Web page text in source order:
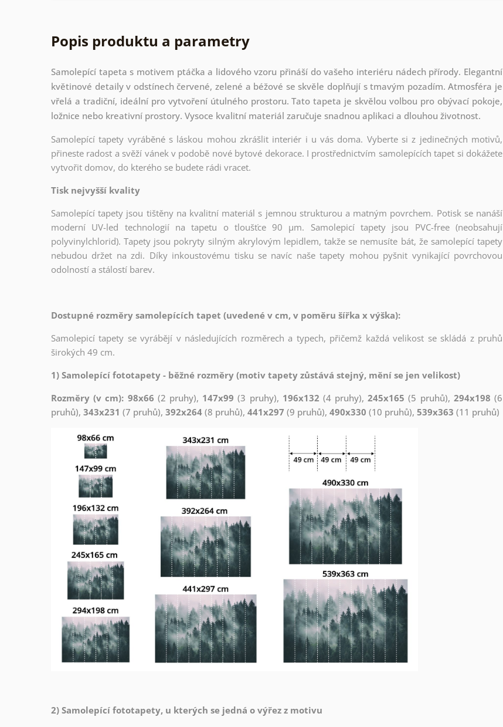
Popis produktu a parametry
Samolepící tapeta s motivem ptáčka a lidového vzoru přináší do vašeho interiéru nádech přírody. Elegantní
květinové detaily v odstínech červené, zelené a béžové se skvěle doplňují s tmavým pozadím. Atmosféra je
vřelá a tradiční, ideální pro vytvoření útulného prostoru. Tato tapeta je skvělou volbou pro obývací pokoje,
ložnice nebo kreativní prostory. Vysoce kvalitní materiál zaručuje snadnou aplikaci a dlouhou životnost.
Samolepící tapety vyráběné s láskou mohou zkrášlit interiér i u vás doma. Vyberte si z jedinečných motivů,
přineste radost a svěží vánek v podobě nové bytové dekorace. I prostřednictvím samolepících tapet si dokážete
vytvořit domov, do kterého se budete rádi vracet.
Tisk nejvyšší kvality
Samolepící tapety jsou tištěny na kvalitní materiál s jemnou strukturou a matným povrchem. Potisk se nanáší
moderní UV-led technologií na tapetu o tloušťce 90 µm. Samolepicí tapety jsou PVC-free (neobsahují
polyvinylchlorid). Tapety jsou pokryty silným akrylovým lepidlem, takže se nemusíte bát, že samolepící tapety
nebudou držet na zdi. Díky inkoustovému tisku se navíc naše tapety mohou pyšnit vynikající povrchovou
odolností a stálostí barev.
Dostupné rozměry samolepících tapet (uvedené v cm, v poměru šířka x výška):
Samolepicí tapety se vyrábějí v následujících rozměrech a typech, přičemž každá velikost se skládá z pruhů
širokých 49 cm.
1) Samolepící fototapety - běžné rozměry (motiv tapety zůstává stejný, mění se jen velikost)
Rozměry (v cm): 98x66 (2 pruhy), 147x99 (3 pruhy), 196x132 (4 pruhy),245x165 (5 pruhů), 294x198 (6
pruhů), 343x231 (7 pruhů), 392x264 (8 pruhů), 441x297 (9 pruhů), 490x330 (10 pruhů), 539x363 (11 pruhů)
2) Samolepící fototapety, u kterých se jedná o výřez z motivu